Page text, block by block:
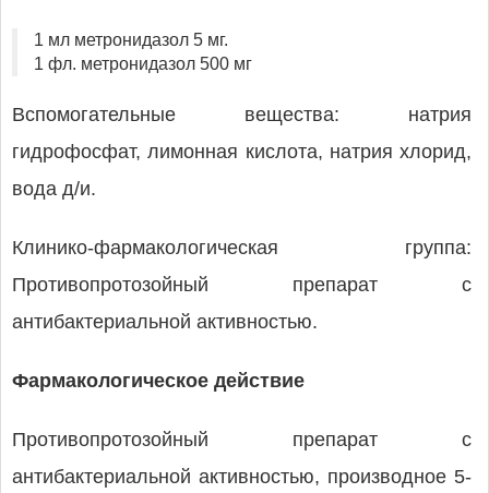
1 мл метронидазол 5 мг.
1 фл. метронидазол 500 мг
Вспомогательные вещества: натрия
гидрофосфат, лимонная кислота, натрия хлорид,
вода д/и.
Клинико-фармакологическая группа:
Противопротозойный препарат с
антибактериальной активностью.
Фармакологическое действие
Противопротозойный препарат с
антибактериальной активностью, производное 5-